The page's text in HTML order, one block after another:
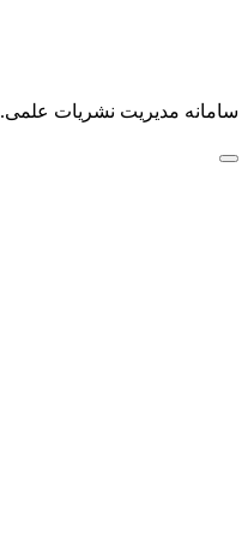
سامانه مدیریت نشریات علمی.